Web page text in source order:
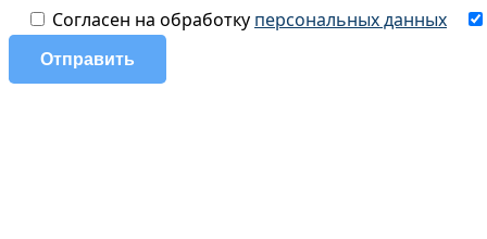
Согласен на обработку персональных данных